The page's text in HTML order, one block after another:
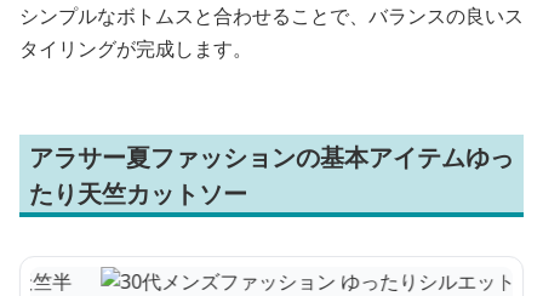
シンプルなボトムスと合わせることで、バランスの良いス
タイリングが完成します。
アラサー夏ファッションの基本アイテムゆっ
たり天竺カットソー